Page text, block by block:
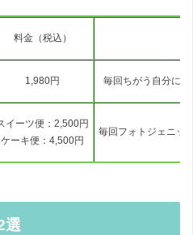
料金（税込）
1,980円 毎回ちがう自分に
イーツ便：2,500円
ケーキ便：4,500円
毎回フォトジェニッ
選